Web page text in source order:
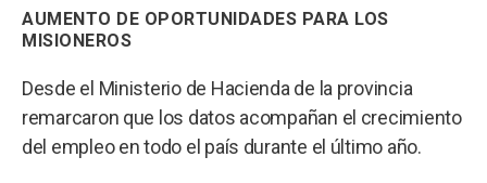
AUMENTO DE OPORTUNIDADES PARA LOS
MISIONEROS
Desde el Ministerio de Hacienda de la provincia
remarcaron que los datos acompañan el crecimiento
del empleo en todo el país durante el último año.